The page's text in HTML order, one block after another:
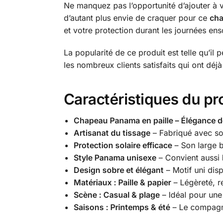
Ne manquez pas l’opportunité d’ajouter
d’autant plus envie de craquer pour ce
et votre protection durant les journées
La popularité de ce produit est telle qu’il
les nombreux clients satisfaits qui ont
Caractéristiques du
Chapeau Panama en paille – Élégance
Artisanat du tissage– Fabriqué avec
Protection solaire efficace– Son large
Style Panama unisexe– Convient aussi
Design sobre et élégant– Motif uni
Matériaux : Paille & papier– Légèreté,
Scène : Casual & plage– Idéal pour
Saisons : Printemps & été– Le